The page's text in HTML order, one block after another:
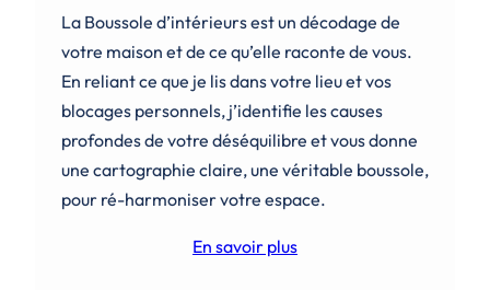
La Boussole d’intérieurs est un décodage de
votre maison et de ce qu’elle raconte de vous.
En reliant ce que je lis dans votre lieu et vos
blocages personnels, j’identifie les causes
profondes de votre déséquilibre et vous donne
une cartographie claire, une véritable boussole,
pour ré-harmoniser votre espace.
En savoir plus